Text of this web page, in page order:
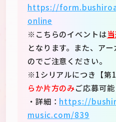
https://
online
※こちらのイベントは
となります。また、ア
のでご注意ください。
※1シリアルにつき【第
らか片方のみご応募可能
・詳細： https://
music.com/839